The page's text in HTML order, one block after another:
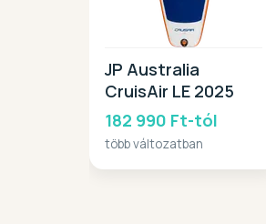
JP Australia
CruisAir LE 2025
182 990 Ft-tól
több változatban